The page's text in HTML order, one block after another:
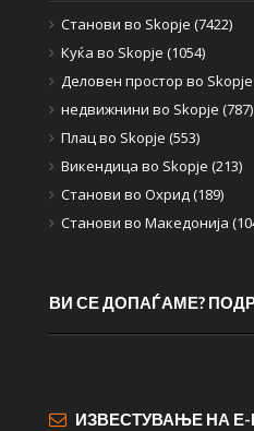
Станови во Skopje (7422)
Куќа во Skopje (1054)
Деловен простор во Skopje
недвижнини во Skopje (787)
Плац во Skopje (553)
Викендица во Skopje (213)
Станови во Охрид (189)
Станови во Македонија
ВИ СЕ ДОПАЃАМЕ?
ИЗВЕСТУВАЊЕ НА